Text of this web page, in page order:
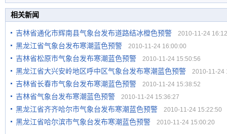
相关新闻
吉林省通化市辉南县气象台发布道路结冰橙色预警 2010-11-24
黑龙江省气象台发布寒潮蓝色预警 2010-11-24 16:00:00
吉林省松原市气象台发布寒潮蓝色预警 2010-11-24 15:50:56
黑龙江省大兴安岭地区呼中区气象台发布寒潮蓝色预警 2010-11-24
吉林省长春市气象台发布寒潮蓝色预警 2010-11-24 15:38:52
吉林省气象台发布寒潮蓝色预警 2010-11-24 15:36:27
黑龙江省齐齐哈尔市气象台发布寒潮蓝色预警 2010-11-24 15:22:50
黑龙江省哈尔滨市气象台发布寒潮蓝色预警 2010-11-24 15:00:20